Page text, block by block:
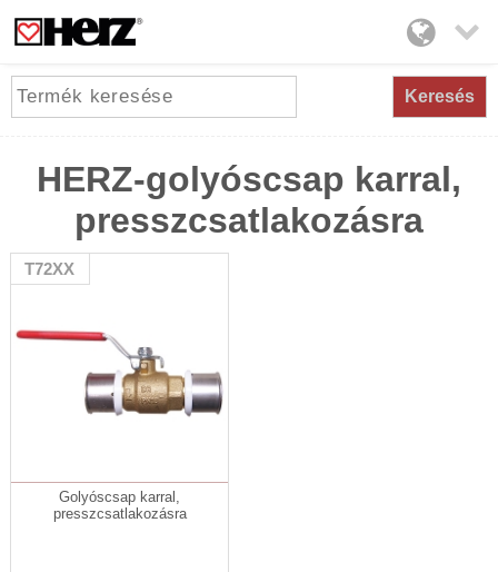

Keresés
HERZ-golyóscsap karral,
presszcsatlakozásra
T72XX
Golyóscsap karral,
presszcsatlakozásra